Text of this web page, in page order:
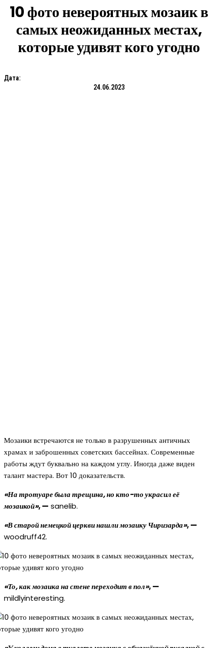
10 фото невероятных мозаик в
самых неожиданных местах,
которые удивят кого угодно
Дата:
24.06.2023
Мозаики встречаются не только в разрушенных античных
храмах и заброшенных советских бассейнах. Современные
работы ждут буквально на каждом углу. Иногда даже виден
талант мастера. Вот 10 доказательств.
«На тротуаре была трещина, но кто-то украсил её
мозаикой», — sanelib.
«В старой немецкой церкви нашли мозаику Чиризарда», —
woodruff42.
«То, как мозаика на стене переходит в пол», —
mildlyinteresting.